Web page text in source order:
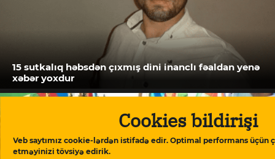
Cookies bildirişi
Veb saytımız cookie-lərdən istifadə edir. Optimal performans üçün
etməyinizi tövsiyə edirik.
15 sutkalıq həbsdən çıxmış dini inanclı fəaldan yenə
xəbər yoxdur